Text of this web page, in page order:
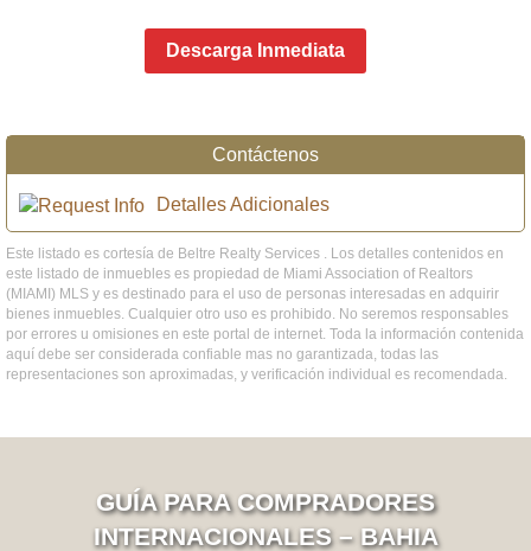
Descarga Inmediata
Contáctenos
Detalles Adicionales
Este listado es cortesía de Beltre Realty Services . Los detalles contenidos en
este listado de inmuebles es propiedad de Miami Association of Realtors
(MIAMI) MLS y es destinado para el uso de personas interesadas en adquirir
bienes inmuebles. Cualquier otro uso es prohibido. No seremos responsables
por errores u omisiones en este portal de internet. Toda la información contenida
aquí debe ser considerada confiable mas no garantizada, todas las
representaciones son aproximadas, y verificación individual es recomendada.
GUÍA PARA COMPRADORES
INTERNACIONALES – BAHIA